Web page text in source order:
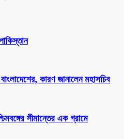
কারণ জানালেন মহাসচিব
সীমান্তের এক গ্রামে